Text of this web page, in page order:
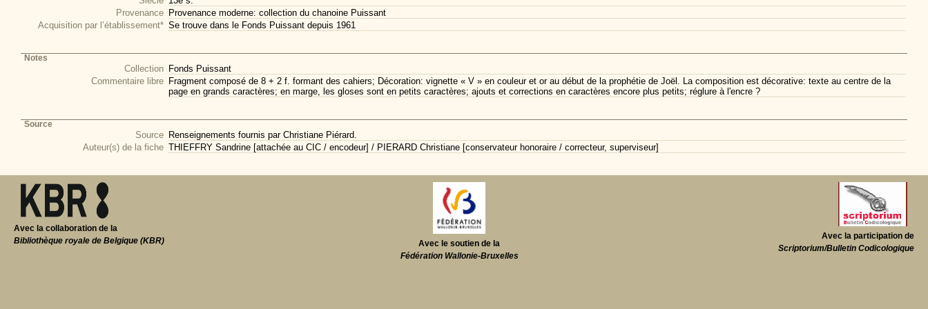
Provenance Provenance moderne: collection du chanoine Puissant
Acquisition par l’établissement* Se trouve dans le Fonds Puissant depuis 1961
Notes
Collection Fonds Puissant
Commentaire libre Fragment composé de 8 + 2 f. formant des cahiers; Décoration: vignette « V » en couleur et or au début de la prophétie de Joël. La composition est décorative: texte au centre de la
page en grands caractères; en marge, les gloses sont en petits caractères; ajouts et corrections en caractères encore plus petits; réglure à l'encre ?
Source
Source Renseignements fournis par Christiane Piérard.
Auteur(s) de la fiche THIEFFRY Sandrine [attachée au CIC / encodeur] / PIERARD Christiane [conservateur honoraire / correcteur, superviseur]
Avec le soutien de la
Fédération Wallonie-Bruxelles
Avec la collaboration de la
Bibliothèque royale de Belgique (KBR)
Avec la participation de
Scriptorium/Bulletin Codicologique